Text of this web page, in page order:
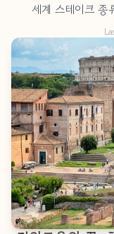
세계 스테이크 종